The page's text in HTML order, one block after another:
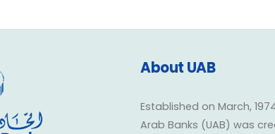
About UAB
Established on March,
Arab Banks (UAB) was